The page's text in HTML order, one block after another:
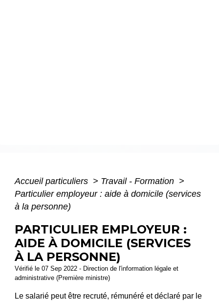
Accueil particuliers > Travail - Formation >
Particulier employeur : aide à domicile (services
à la personne)
PARTICULIER EMPLOYEUR :
AIDE À DOMICILE (SERVICES
À LA PERSONNE)
Vérifié le 07 Sep 2022 - Direction de l'information légale et
administrative (Première ministre)
Le salarié peut être recruté, rémunéré et déclaré par le